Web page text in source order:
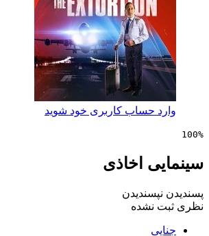
حساب کاربری خود شوید
اخاذی
نشده